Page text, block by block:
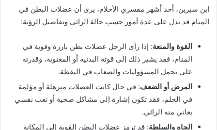
ابن سيرين، أحد أشهر مفسري الأحلام، يرى أن عضلات البطن في
المنام قد تدل على عدة أمور حسب حالة الرائي وتفاصيل الرؤية:
القوة والمنعة: إذا رأى الرجل عضلات بطن بارزة وقوية في
المنام، فقد يشير ذلك إلى قوته البدنية أو المعنوية، وقدرته
على تحمل المسؤوليات والصعاب في اليقظة.
المرض أو الضعف: في حال كانت العضلات مترهلة أو مؤلمة
في الحلم، فقد تكون إشارة إلى مشاكل صحية أو تعب نفسي
يعاني منه الرائي.
الجاه والسلطة: قد ترمز عضلات البطن القوية إلى المكانة